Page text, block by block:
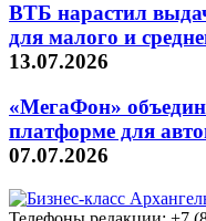
ВТБ нарастил
для малого и
13.07.2026
«МегаФон»
платформе для
07.07.2026